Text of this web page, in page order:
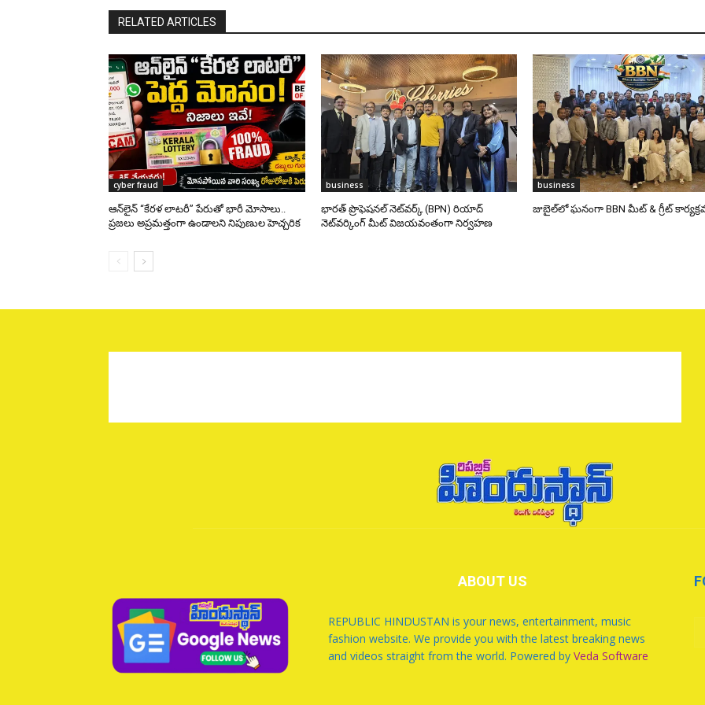
RELATED ARTICLES
cyber fraud
ఆన్‌లైన్ “కేరళ లాటరీ” పేరుతో భారీ మోసాలు..
ప్రజలు అప్రమత్తంగా ఉండాలని నిపుణుల హెచ్చరిక
business
భారత్ ప్రొఫెషనల్ నెట్‌వర్క్ (BPN) రియాద్
నెట్‌వర్కింగ్ మీట్ విజయవంతంగా నిర్వహణ
business
జుబైల్‌లో ఘనంగా BBN మీట్ & గ్రీట్
ABOUT US
REPUBLIC HINDUSTAN is your news, entertainment, music
fashion website. We provide you with the latest breaking news
and videos straight from the world. Powered by Veda Software